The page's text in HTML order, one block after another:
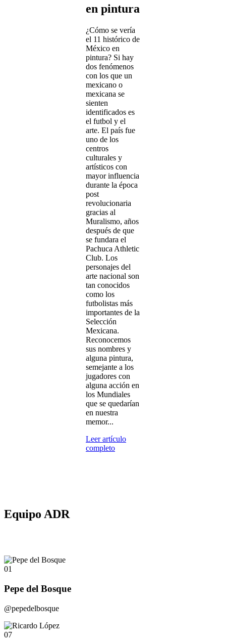
en pintura
¿Cómo se vería
el 11 histórico de
México en
pintura? Si hay
dos fenómenos
con los que un
mexicano o
mexicana se
sienten
identificados es
el futbol y el
arte. El país fue
uno de los
centros
culturales y
artísticos con
mayor influencia
durante la época
post
revolucionaria
gracias al
Muralismo, años
después de que
se fundara el
Pachuca Athletic
Club. Los
personajes del
arte nacional son
tan conocidos
como los
futbolistas más
importantes de la
Selección
Mexicana.
Reconocemos
sus nombres y
alguna pintura,
semejante a los
jugadores con
alguna acción en
los Mundiales
que se quedarían
en nuestra
memor...
Leer artículo
completo
Equipo ADR
01
Pepe del Bosque
@pepedelbosque
07